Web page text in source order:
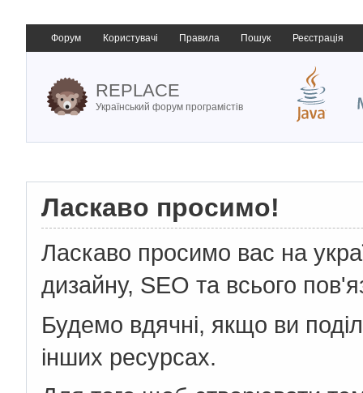
Форум Користувачі Правила Пошук Реєстрація
REPLACE
Український форум програмістів
Ласкаво просимо!
Ласкаво просимо вас на
дизайну, SEO та всього
Будемо вдячні, якщо ви
інших ресурсах.